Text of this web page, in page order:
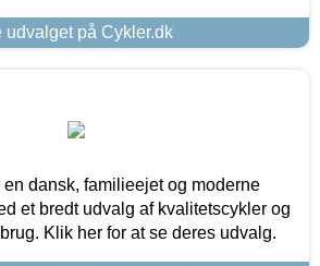
udvalget på Cykler.dk
dansk, familieejet og moderne
et bredt udvalg af kvalitetscykler og
Klik her for at se deres udvalg.